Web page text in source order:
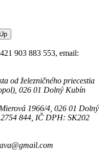
903 883 553, email:
od železničného priecestia
026 01 Dolný Kubín
1966/4, 026 01 Dolný
844, IČ DPH: SK202